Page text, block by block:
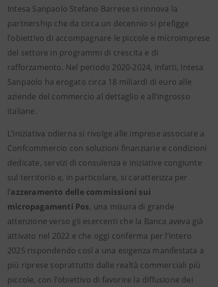
Intesa Sanpaolo Stefano Barrese si rinnova la
partnership che da circa un decennio si prefigge
l’obiettivo di accompagnare le piccole e microimprese
del settore in programmi di crescita e di
rafforzamento. Nel periodo 2020-2024, infatti, Intesa
Sanpaolo ha erogato circa 18 miliardi di euro alle
aziende del commercio al dettaglio e all’ingrosso
italiane.
L’iniziativa odierna si rivolge alle imprese associate a
Confcommercio con soluzioni finanziarie e condizioni
dedicate, servizi di consulenza e iniziative congiunte
sul territorio e, in particolare, si caratterizza per
l’azzeramento delle commissioni sui
micropagamenti Pos, una misura di grande
attenzione verso gli esercenti che la Banca aveva già
attivato nel 2022 e che oggi conferma per l’intero
2025 rispondendo così a una esigenza manifestata a
più riprese soprattutto dalle realtà commerciali più
piccole, con l’obiettivo di favorire la diffusione dei